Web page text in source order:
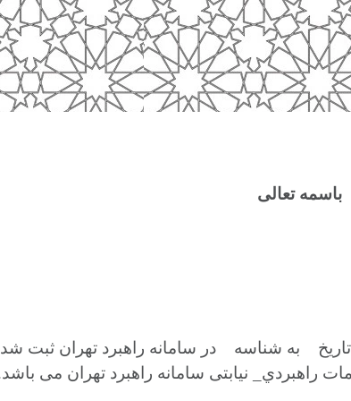
ﺑﺎﺳﻤﻪ ﺗﻌﺎﻟﯽ
ﺑﻪ ﺷﻨﺎﺳﻪ در ﺳﺎﻣﺎﻧﻪ راﻫﺒﺮد ﺗﻬﺮان ﺛﺒﺖ
راﻫﺒﺮدي_ ﻧﯿﺎﺑﺘﯽ ﺳﺎﻣﺎﻧﻪ راﻫﺒﺮد ﺗﻬﺮان ﻣﯽ